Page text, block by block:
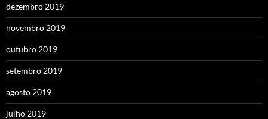
dezembro 2019
novembro 2019
outubro 2019
setembro 2019
agosto 2019
julho 2019